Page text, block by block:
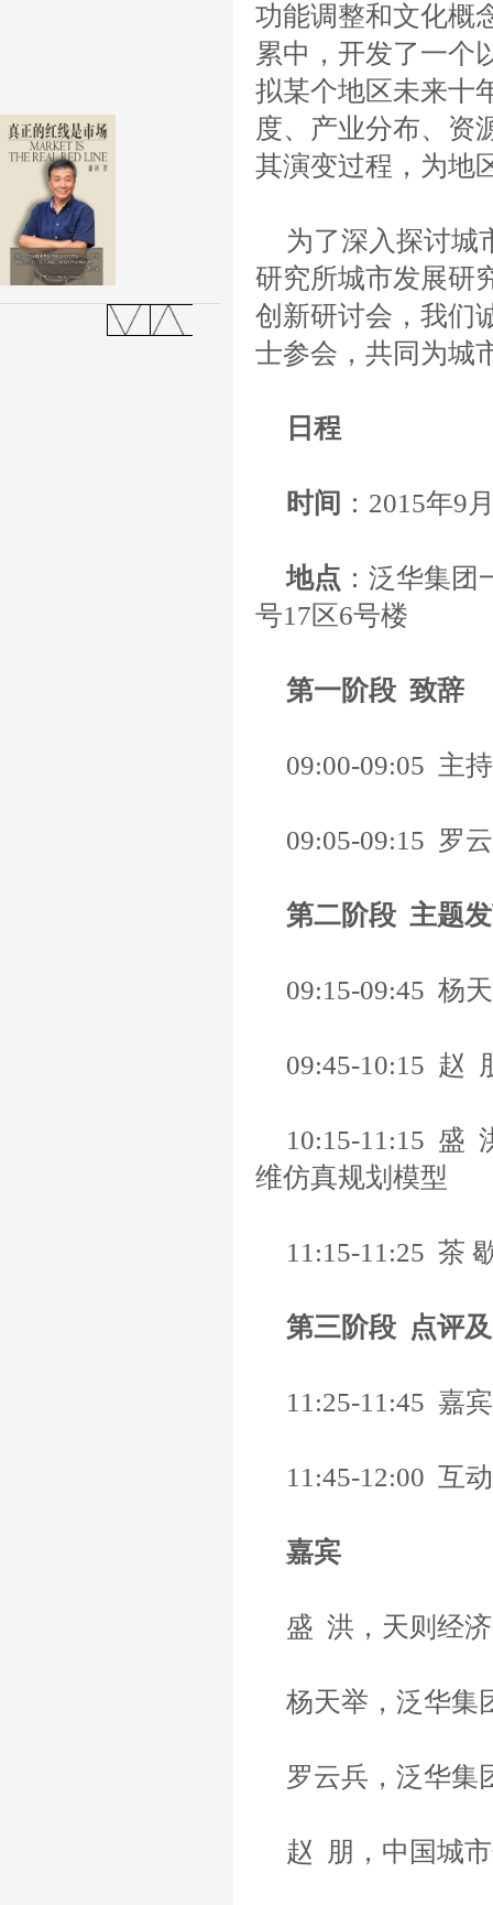
功能调整和文化概
累中，开发了一个
拟某个地区未来十
度、产业分布、资
其演变过程，为地
为了深入探讨城
研究所城市发展研
创新研讨会，我们
士参会，共同为城
日程
时间 ： 2015年9
地点 ：泛华集
号17 区6号楼
第一阶段 致辞
09:00-09:05 主
09:05-09:15 罗
第二阶段 主题
09:15-09:45 杨
09:45-10:15 赵
10:15-11:15 盛
维仿真规划模型
11:15-11:25 茶
第三阶段 点评
11:25-11:45 嘉
11:45-12:00 互
嘉宾
盛 洪，天则经
杨天举，泛华集
罗云兵，泛华集
赵 朋，中国城